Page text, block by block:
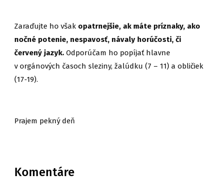
Zaraďujte ho však opatrnejšie, ak máte príznaky, ako
nočné potenie, nespavosť, návaly horúčosti, či
červený jazyk. Odporúčam ho popíjať hlavne
v orgánových časoch sleziny, žalúdku (7 – 11) a obličiek
(17-19).
Prajem pekný deň
Komentáre